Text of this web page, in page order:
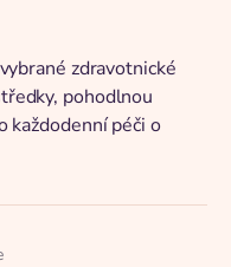
zdravotnické
pohodlnou
každodenní péči o